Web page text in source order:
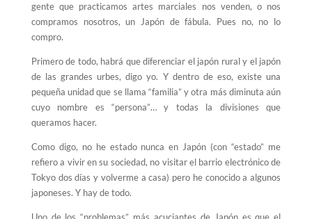
gente que practicamos artes marciales nos venden, o nos
compramos nosotros, un Japón de fábula. Pues no, no lo
compro.
Primero de todo, habrá que diferenciar el japón rural y el japón
de las grandes urbes, digo yo. Y dentro de eso, existe una
pequeña unidad que se llama “familia” y otra más diminuta aún
cuyo nombre es “persona”… y todas la divisiones que
queramos hacer.
Como digo, no he estado nunca en Japón (con “estado” me
refiero a vivir en su sociedad, no visitar el barrio electrónico de
Tokyo dos días y volverme a casa) pero he conocido a algunos
japoneses. Y hay de todo.